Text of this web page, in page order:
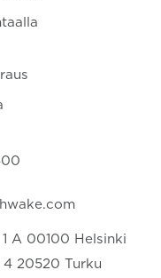
A 00100 Helsinki
4 20520 Turku